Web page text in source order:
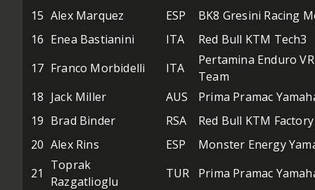
15 Alex Marquez ESP
BK8 Gresini Racing
16 Enea Bastianini ITA
Red Bull KTM Tech3
17 Franco Morbidelli ITA
Pertamina Enduro
Team
18 Jack Miller AUS
Prima Pramac
19 Brad Binder RSA
Red Bull KTM
20 Alex Rins ESP
Monster Energy
21
Toprak
Razgatlioglu
TUR
Prima Pramac